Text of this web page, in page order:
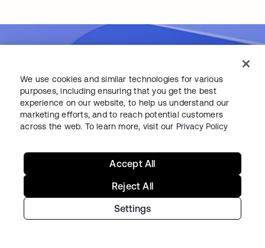
McKinnon
Todd McKinnon, CEO et cofondateur d’Okta,
annonce le lancement d’Okta Secure Identity
Commitment et partage sa vision de l’avenir
de l’identité et de la sécurité.
Lire l'article de blog
We use cookies and similar technologies for various
purposes, including ensuring that you get the best
experience on our website, to help us understand our
marketing efforts, and to reach potential customers
across the web. To learn more, visit our Privacy Policy
Settings
Reject All
Accept All